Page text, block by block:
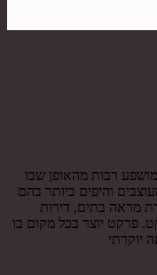
רבות מהאופן שבו
והיפים ביותר בהם
מראה בתים, דירות
פרקט יוצר בכל מקום בו
יוקרתי